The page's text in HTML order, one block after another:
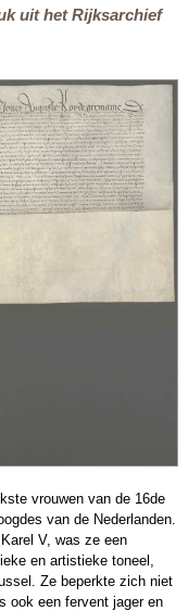
uit het Rijksarchief
vrouwen van de 16de
van de Nederlanden.
V, was ze een
en artistieke toneel,
Ze beperkte zich niet
ook een fervent jager en